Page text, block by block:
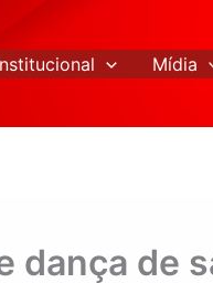
Mídia
dança de